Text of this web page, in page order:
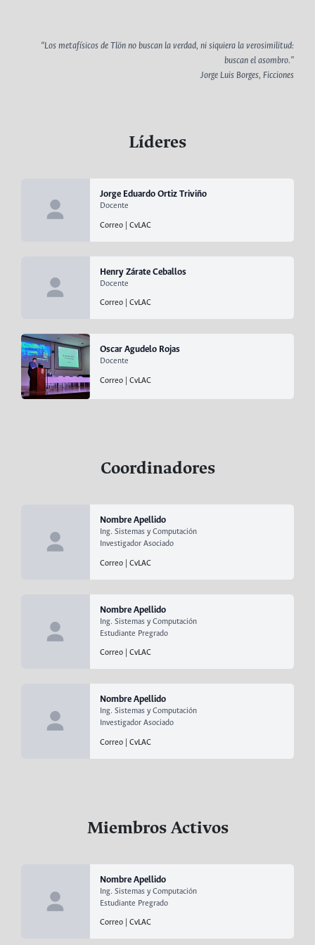
“Los metafísicos de Tlön no buscan la verdad, ni siquiera la verosimilitud:
buscan el asombro.”
Jorge Luis Borges, Ficciones
Líderes
Jorge Eduardo Ortiz Triviño
Docente
Correo| CvLAC
Henry Zárate Ceballos
Docente
Correo| CvLAC
Oscar Agudelo Rojas
Docente
Correo| CvLAC
Coordinadores
Nombre Apellido
Ing. Sistemas y Computación
Investigador Asociado
Correo| CvLAC
Nombre Apellido
Ing. Sistemas y Computación
Estudiante Pregrado
Correo| CvLAC
Nombre Apellido
Ing. Sistemas y Computación
Investigador Asociado
Correo| CvLAC
Miembros Activos
Nombre Apellido
Ing. Sistemas y Computación
Estudiante Pregrado
Correo| CvLAC